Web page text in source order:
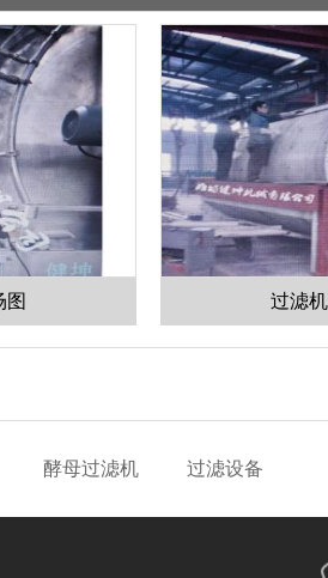
过滤机现场图
酵母过滤机 过滤设备